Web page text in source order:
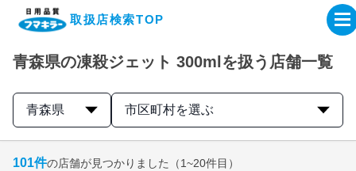
取扱店検索TOP
企業・IR情報サイト
製品情報サイト
オンラインショップ
青森県の凍殺ジェット 300mlを扱う店舗一覧
青森県 市区町村を選ぶ
101件の店舗が見つかりました （1~20件目）